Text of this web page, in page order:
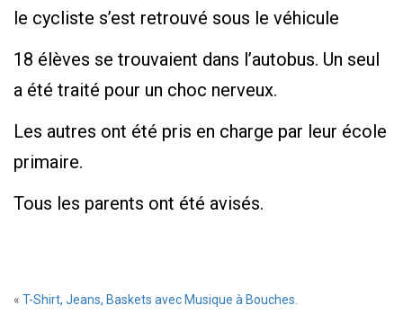
le cycliste s’est retrouvé sous le véhicule
18 élèves se trouvaient dans l’autobus. Un seul
a été traité pour un choc nerveux.
Les autres ont été pris en charge par leur école
primaire.
Tous les parents ont été avisés.
« T-Shirt, Jeans, Baskets avec Musique à Bouches.